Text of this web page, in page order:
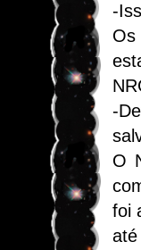
-
-
O
foi